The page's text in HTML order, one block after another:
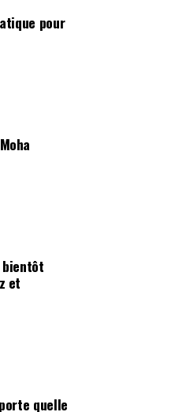
pour
et
quelle